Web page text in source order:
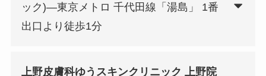
ック)—東京メトロ 千代田線「湯島」 1番
出口より徒歩1分
上野皮膚科ゆうスキンクリニック 上野院